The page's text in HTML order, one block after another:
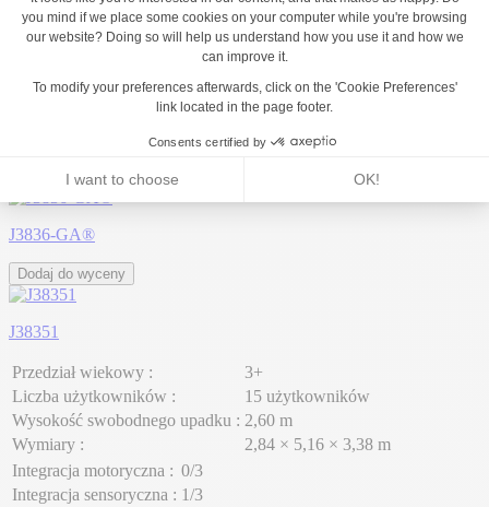
J38504
J38604
J3836-GA®
Dodaj do wyceny
J38351
Przedział wiekowy :
3+
Liczba użytkowników :
15 użytkowników
Wysokość swobodnego upadku : 2,60 m
Wymiary :
2,84 × 5,16 × 3,38 m
Integracja motoryczna : 0/3
Integracja sensoryczna : 1/3